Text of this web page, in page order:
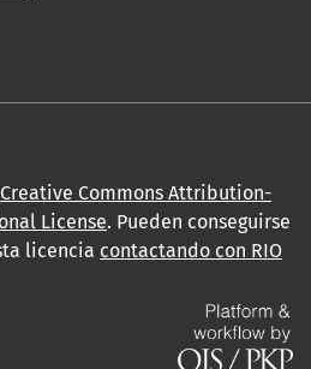
Creative Commons Attribution-
License. Pueden conseguirse
licencia contactando con RIO